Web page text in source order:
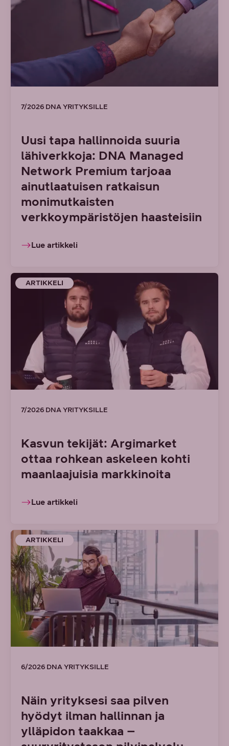
7/2026 DNA YRITYKSILLE
Uusi tapa hallinnoida suuria
lähiverkkoja: DNA Managed
Network Premium tarjoaa
ainutlaatuisen ratkaisun
monimutkaisten
verkkoympäristöjen haasteisiin
Lue artikkeli
ARTIKKELI
7/2026 DNA YRITYKSILLE
Kasvun tekijät: Argimarket
ottaa rohkean askeleen kohti
maanlaajuisia markkinoita
Lue artikkeli
ARTIKKELI
6/2026 DNA YRITYKSILLE
Näin yrityksesi saa pilven
hyödyt ilman hallinnan ja
ylläpidon taakkaa –